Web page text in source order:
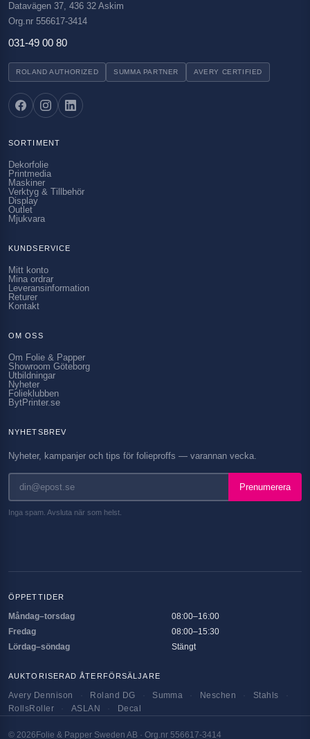
Datavägen 37, 436 32 Askim
Org.nr 556617-3414
031-49 00 80
ROLAND AUTHORIZED SUMMA PARTNER AVERY CERTIFIED
SORTIMENT
Dekorfolie
Printmedia
Maskiner
Verktyg & Tillbehör
Display
Outlet
Mjukvara
KUNDSERVICE
Mitt konto
Mina ordrar
Leveransinformation
Returer
Kontakt
OM OSS
Om Folie & Papper
Showroom Göteborg
Utbildningar
Nyheter
Folieklubben
BytPrinter.se
NYHETSBREV
Nyheter, kampanjer och tips för folieproffs — varannan vecka.
Prenumerera
Inga spam. Avsluta när som helst.
ÖPPETTIDER
Måndag–torsdag
08:00–16:00
Fredag
08:00–15:30
Lördag–söndag
Stängt
AUKTORISERAD ÅTERFÖRSÄLJARE
Avery Dennison Roland DG Summa Neschen Stahls
RollsRoller
ASLAN Decal
© 2026 Folie & Papper Sweden AB · Org.nr 556617-3414